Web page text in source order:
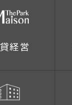
経営